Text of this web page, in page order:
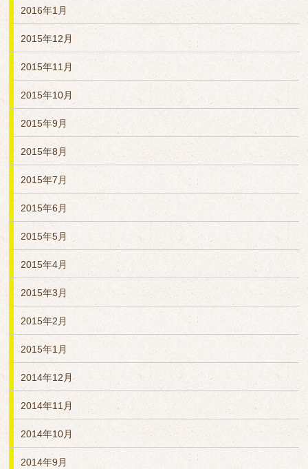
2016年1月
2015年12月
2015年11月
2015年10月
2015年9月
2015年8月
2015年7月
2015年6月
2015年5月
2015年4月
2015年3月
2015年2月
2015年1月
2014年12月
2014年11月
2014年10月
2014年9月